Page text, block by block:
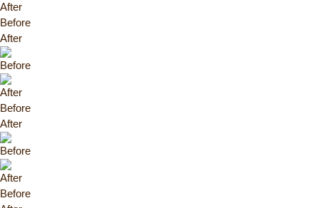
After
Before
After
Before
After
Before
After
Before
After
Before